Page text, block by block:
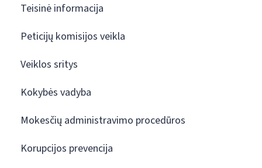
Teisinė informacija
Peticijų komisijos veikla
Veiklos sritys
Kokybės vadyba
Mokesčių administravimo procedūros
Korupcijos prevencija